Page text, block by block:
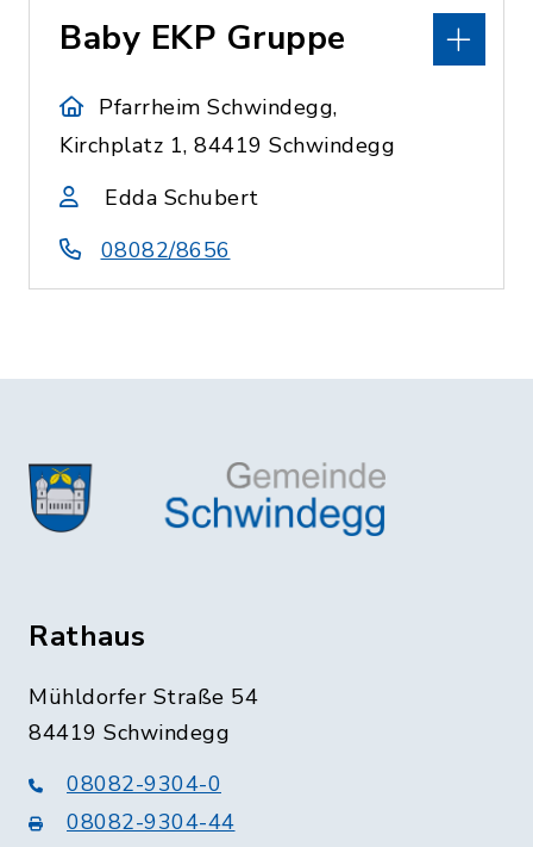
Baby EKP Gruppe
Pfarrheim Schwindegg,
Kirchplatz 1, 84419 Schwindegg
Edda Schubert
08082/8656
Rathaus
Mühldorfer Straße 54
84419 Schwindegg
08082-9304-0
08082-9304-44